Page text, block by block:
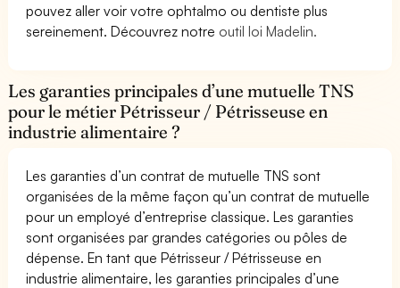
pouvez aller voir votre ophtalmo ou dentiste plus
sereinement. Découvrez notre outil loi Madelin.
Les garanties principales d’une mutuelle TNS
pour le métier Pétrisseur / Pétrisseuse en
industrie alimentaire ?
Les garanties d’un contrat de mutuelle TNS sont
organisées de la même façon qu’un contrat de mutuelle
pour un employé d’entreprise classique. Les garanties
sont organisées par grandes catégories ou pôles de
dépense. En tant que Pétrisseur / Pétrisseuse en
industrie alimentaire, les garanties principales d’une